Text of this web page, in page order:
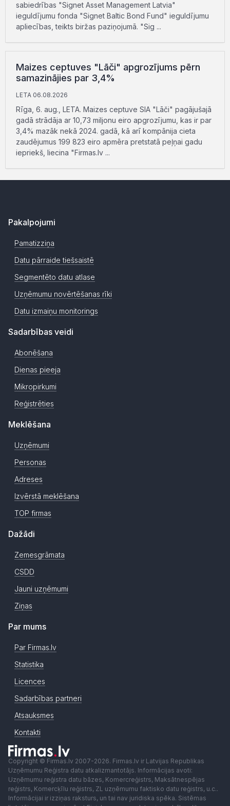
sabiedrības "Signet Asset Management Latvia"
ieguldījumu fonda "Signet Baltic Bond Fund" ieguldījumu
apliecības, teikts biržas paziņojumā. "Sig ...
Maizes ceptuves "Lāči" apgrozījums pērn
samazinājies par 3,4%
LETA 06.08.2026
Rīga, 6. aug., LETA. Maizes ceptuve SIA "Lāči" pagājušajā
gadā strādāja ar 10,73 miljonu eiro apgrozījumu, kas ir par
3,4% mazāk nekā 2024. gadā, kā arī kompānija cieta
zaudējumus 199 823 eiro apmēra pretstatā peļņai gadu
iepriekš, liecina "Firmas.lv ...
Pakalpojumi
Pamatizziņa
Datu pārraide tiešsaistē
Segmentēto datu atlase
Uzņēmumu novērtēšanas rīki
Datu izmaiņu monitorings
Sadarbības veidi
Abonēšana
Dienas pieeja
Mikropirkumi
Reģistrēties
Meklēšana
Uzņēmumi
Personas
Adreses
Izvērstā meklēšana
TOP firmas
Dažādi
Zemesgrāmata
CSDD
Jauni uzņēmumi
Ziņas
Par mums
Par Firmas.lv
Statistika
Licences
Sadarbības partneri
Atsauksmes
Kontakti
Copyright © Firmas.lv 2007-2026. Firmas.lv ir Latvijas Republikas
Uzņēmumu Reģistra datu atkalizmantotājs. Informācijas avoti:
Uzņēmumu reģistra datu bāzes, Komercreģistrs, Maksātnespējas
reģistrs, Komercķīlu reģistrs, ZL uzņēmumu faktisko datu reģistrs, u.c..
Informācijai ir izziņas raksturs, un tai nav juridiska spēka. Sistēmas